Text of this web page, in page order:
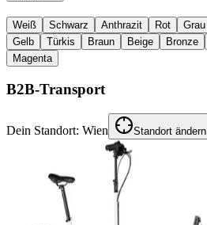
Weiß Schwarz Anthrazit Rot Grau
Gelb
Türkis Braun Beige Bronze
Magenta
B2B-Transport
Dein Standort: Wien Standort ändern